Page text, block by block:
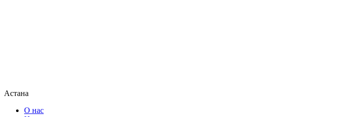
Астана
О нас